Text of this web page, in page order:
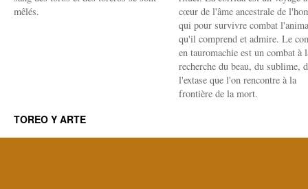
mêlés.
cœur de l'âme ancestrale de
qui pour survivre combat
qu'il comprend et admire. Le
en tauromachie est un combat à
recherche du beau, du sublime,
l'extase que l'on rencontre à la
frontière de la mort.
TOREO Y ARTE